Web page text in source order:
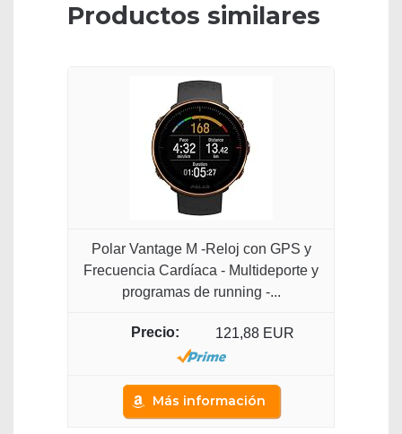
Productos similares
Polar Vantage M -Reloj con GPS y
Frecuencia Cardíaca - Multideporte y
programas de running -...
121,88 EUR
Más información